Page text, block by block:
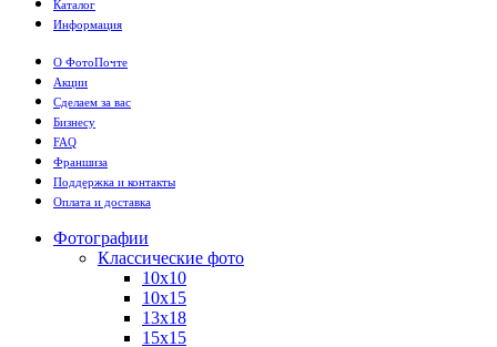
Каталог
Информация
О ФотоПочте
Акции
Сделаем за вас
Бизнесу
FAQ
Франшиза
Поддержка и контакты
Оплата и доставка
Фотографии
Классические фото
10х10
10х15
13х18
15х15